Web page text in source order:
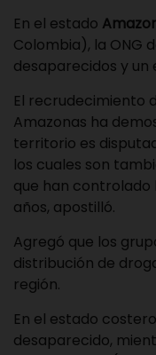
En el estado
Colombia), la ONG
desaparecidos y
El recrudecimiento
Amazonas ha
territorio es
los cuales son
que han
años, apostilló.
Agregó que los
distribución de
región.
En el estado
desaparecido,